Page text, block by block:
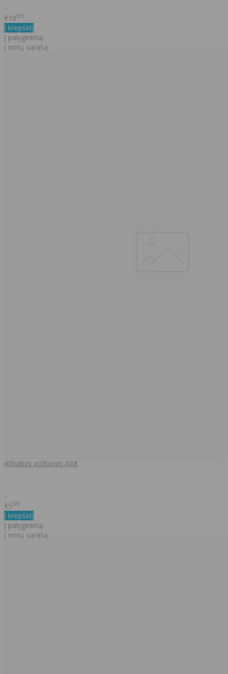
..
€1090
Į krepšelį
Į palyginimą
Į norų sąrašą
Atbulinis vožtuvas A68
..
€500
Į krepšelį
Į palyginimą
Į norų sąrašą